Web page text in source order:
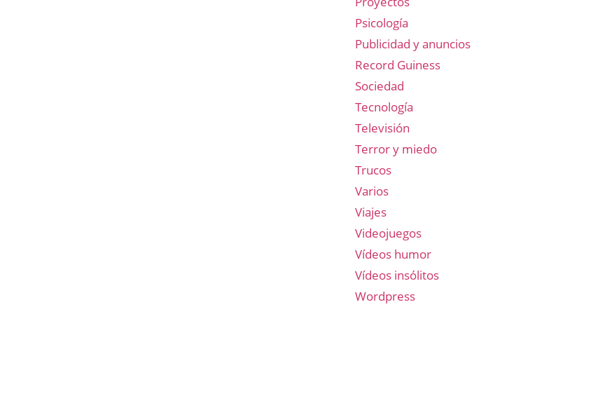
Psicología
Publicidad y anuncios
Record Guiness
Sociedad
Tecnología
Televisión
Terror y miedo
Trucos
Varios
Viajes
Videojuegos
Vídeos humor
Vídeos insólitos
Wordpress